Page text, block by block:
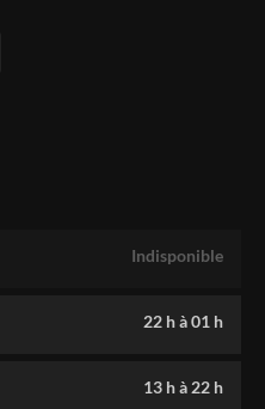
Indisponible
22 hà01 h
13 hà 22 h